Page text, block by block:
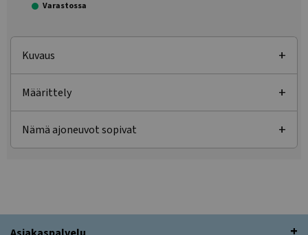
Varastossa
Kuvaus
Määrittely
Nämä ajoneuvot sopivat